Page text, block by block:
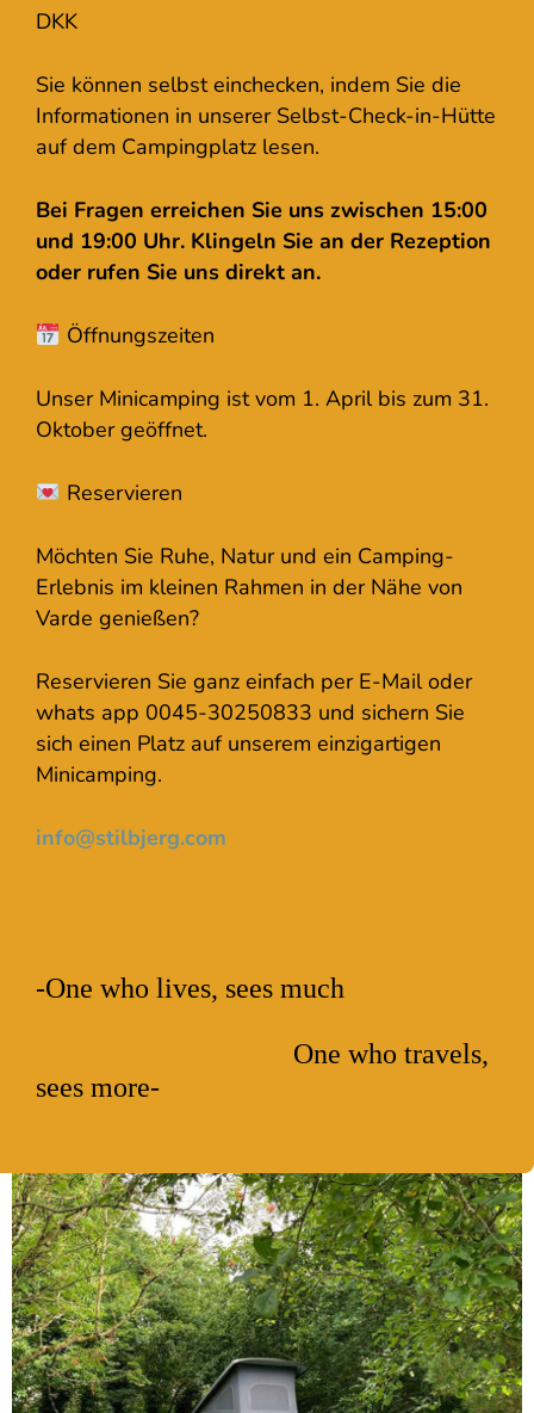
DKK
Sie können selbst einchecken, indem Sie die
Informationen in unserer Selbst-Check-in-Hütte
auf dem Campingplatz lesen.
Bei Fragen erreichen Sie uns zwischen 15:00
und 19:00 Uhr. Klingeln Sie an der Rezeption
oder rufen Sie uns direkt an.
Öffnungszeiten
Unser Minicamping ist vom 1. April bis zum 31.
Oktober geöffnet.
Reservieren
Möchten Sie Ruhe, Natur und ein Camping-
Erlebnis im kleinen Rahmen in der Nähe von
Varde genießen?
Reservieren Sie ganz einfach per E-Mail oder
whats app 0045-30250833 und sichern Sie
sich einen Platz auf unserem einzigartigen
Minicamping.
info@stilbjerg.com
-One who lives, sees much
One who travels,
sees more-